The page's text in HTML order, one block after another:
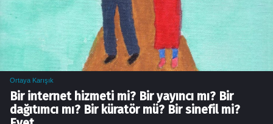
Ortaya Karışık
Bir internet hizmeti mi? Bir yayıncı mı? Bir
dağıtımcı mı? Bir küratör mü? Bir sinefil mi?